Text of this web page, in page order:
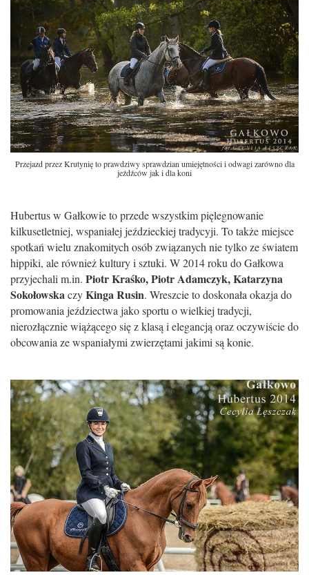
Przejazd przez Krutynię to prawdziwy sprawdzian umiejętności i odwagi zarówno dla
jeźdźców jak i dla koni
Hubertus w Gałkowie to przede wszystkim pięlegnowanie
kilkusetletniej, wspaniałej jeździeckiej tradycyji. To także miejsce
spotkań wielu znakomitych osób związanych nie tylko ze światem
hippiki, ale również kultury i sztuki. W 2014 roku do Gałkowa
przyjechali m.in. Piotr Kraśko, Piotr Adamczyk, Katarzyna
SokołowskaczyKinga Rusin. Wreszcie to doskonała okazja do
promowania jeździectwa jako sportu o wielkiej tradycji,
nierozłącznie wiążącego się z klasą i elegancją oraz oczywiście do
obcowania ze wspaniałymi zwierzętami jakimi są konie.